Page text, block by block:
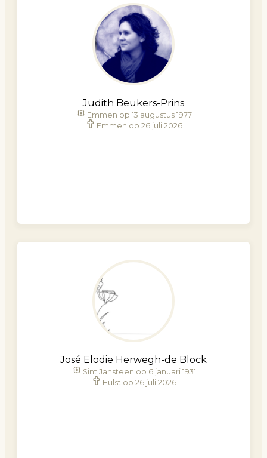
Judith Beukers-Prins
Emmen op 13 augustus 1977
Emmen op 26 juli 2026
José Elodie Herwegh-de Block
Sint Jansteen op 6 januari 1931
Hulst op 26 juli 2026